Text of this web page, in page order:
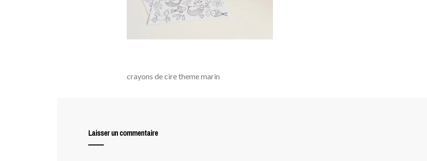
crayons de cire theme marin
Laisser un commentaire